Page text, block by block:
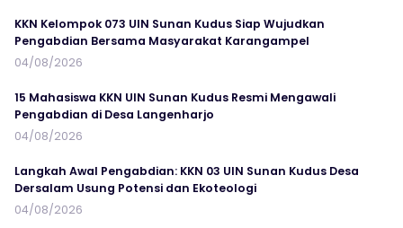
KKN Kelompok 073 UIN Sunan Kudus Siap Wujudkan
Pengabdian Bersama Masyarakat Karangampel
04/08/2026
15 Mahasiswa KKN UIN Sunan Kudus Resmi Mengawali
Pengabdian di Desa Langenharjo
04/08/2026
Langkah Awal Pengabdian: KKN 03 UIN Sunan Kudus Desa
Dersalam Usung Potensi dan Ekoteologi
04/08/2026